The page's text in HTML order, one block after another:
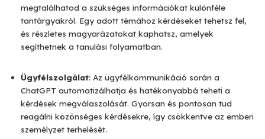
megtalálhatod a szükséges információkat különféle
tantárgyakról. Egy adott témához kérdéseket tehetsz fel,
és részletes magyarázatokat kaphatsz, amelyek
segíthetnek a tanulási folyamatban.
Ügyfélszolgálat: Az ügyfélkommunikáció során a
ChatGPT automatizálhatja és hatékonyabbá teheti a
kérdések megválaszolását. Gyorsan és pontosan tud
reagálni közönséges kérdésekre, így csökkentve az emberi
személyzet terhelését.